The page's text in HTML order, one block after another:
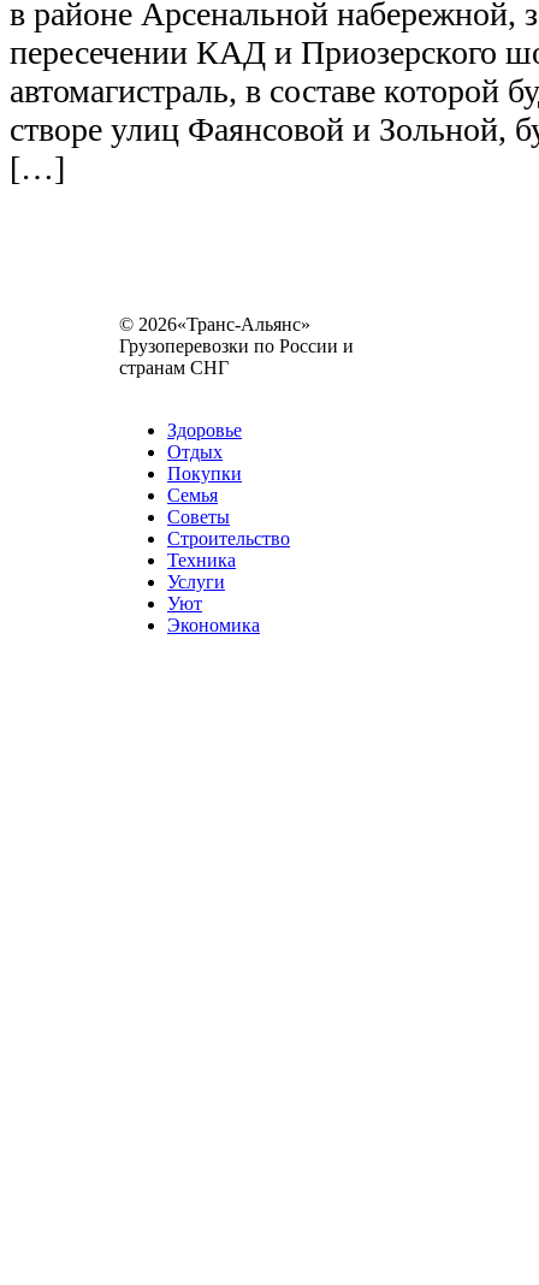
в районе Арсенальной набережной,
пересечении КАД и Приозерского
автомагистраль, в составе которой
створе улиц Фаянсовой и Зольной,
[…]
© 2026«Транс-Альянс»
Грузоперевозки по России и
странам СНГ
Здоровье
Отдых
Покупки
Семья
Советы
Строительство
Техника
Услуги
Уют
Экономика